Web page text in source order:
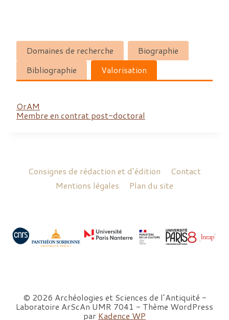
Domaines de recherche
Biographie
Bibliographie
Valorisation
OrAM
Membre en contrat post-doctoral
Consignes de rédaction et d’édition
Contact
Mentions légales
Plan du site
© 2026 Archéologies et Sciences de l’Antiquité -
Laboratoire ArScAn UMR 7041 - Thème WordPress
par Kadence WP